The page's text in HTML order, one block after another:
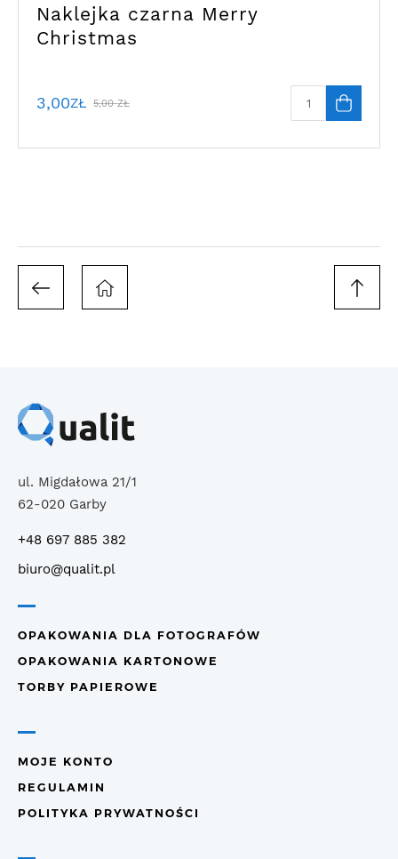
Naklejka czarna Merry
Christmas
3,00ZŁ 5,00ZŁ
ul. Migdałowa 21/1
62-020 Garby
+48 697 885 382
biuro@qualit.pl
OPAKOWANIA DLA FOTOGRAFÓW
OPAKOWANIA KARTONOWE
TORBY PAPIEROWE
MOJE KONTO
REGULAMIN
POLITYKA PRYWATNOŚCI